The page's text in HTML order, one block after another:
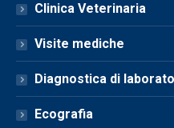
Clinica Veterinaria
Visite mediche
Diagnostica di
Ecografia